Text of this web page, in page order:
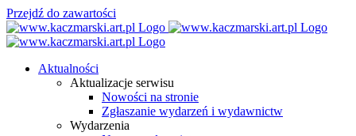
Przejdź do zawartości
Aktualności
Aktualizacje serwisu
Nowości na stronie
Zgłaszanie wydarzeń i wydawnictw
Wydarzenia